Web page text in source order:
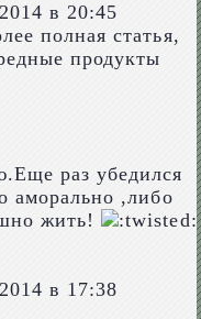
в 20:45
полная статья,
продукты
раз убедился
аморально ,либо
жить!
в 17:38